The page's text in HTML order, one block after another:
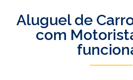
Aluguel de
com